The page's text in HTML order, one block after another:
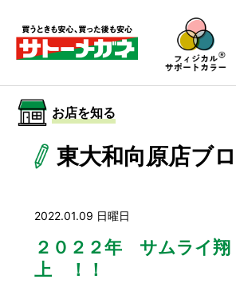
サトーメガネを知る
サトーメガネについて
01 サト
検
03 ア
サービスを知る
お店を知る
東大和向原店ブ
2022.01.09 日曜日
２０２２年 サムライ
上 ！！